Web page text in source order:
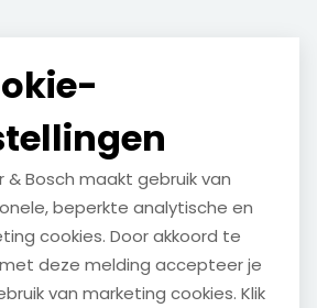
& Bosch maakt gebruik van
beperkte analytische en
cookies. Door akkoord te
deze melding accepteer je
van marketing cookies. Klik